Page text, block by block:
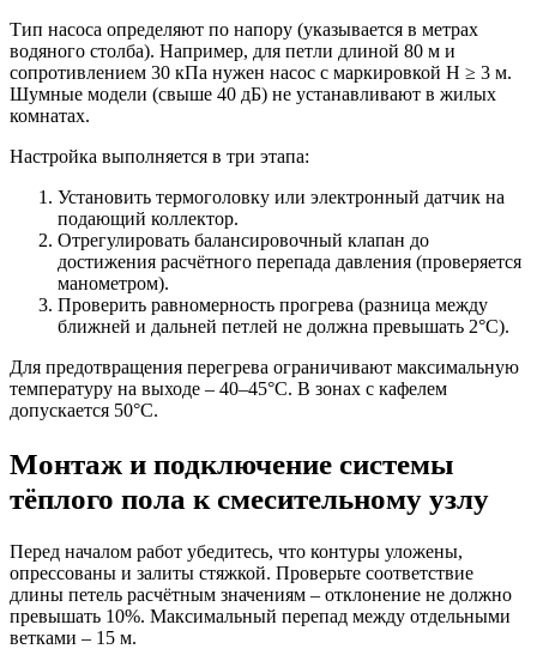
Тип насоса определяют по напору (указывается в метрах
водяного столба). Например, для петли длиной 80 м и
сопротивлением 30 кПа нужен насос с маркировкой H ≥ 3 м.
Шумные модели (свыше 40 дБ) не устанавливают в жилых
комнатах.
Настройка выполняется в три этапа:
Установить термоголовку или электронный датчик на
подающий коллектор.
Отрегулировать балансировочный клапан до
достижения расчётного перепада давления (проверяется
манометром).
Проверить равномерность прогрева (разница между
ближней и дальней петлей не должна превышать 2°C).
Для предотвращения перегрева ограничивают максимальную
температуру на выходе – 40–45°C. В зонах с кафелем
допускается 50°C.
Монтаж и подключение системы
тёплого пола к смесительному узлу
Перед началом работ убедитесь, что контуры уложены,
опрессованы и залиты стяжкой. Проверьте соответствие
длины петель расчётным значениям – отклонение не должно
превышать 10%. Максимальный перепад между отдельными
ветками – 15 м.